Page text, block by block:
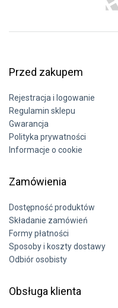
Przed zakupem
Rejestracja i logowanie
Regulamin sklepu
Gwarancja
Polityka prywatności
Informacje o cookie
Zamówienia
Dostępność produktów
Składanie zamówień
Formy płatności
Sposoby i koszty dostawy
Odbiór osobisty
Obsługa klienta